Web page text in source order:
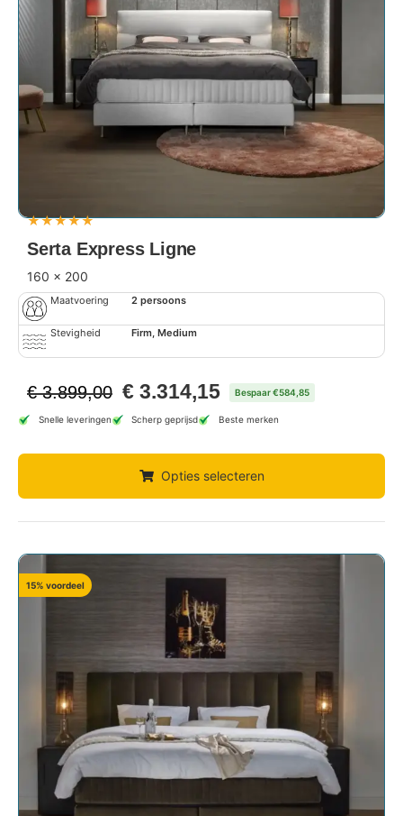
★★★★★
Serta Express Ligne
160 x 200
Maatvoering 2 persoons
Stevigheid Firm, Medium
€3.899,00 € 3.314,15 Bespaar €584,85
Snelle leveringen Scherp geprijsd Beste merken
Opties selecteren
15% voordeel